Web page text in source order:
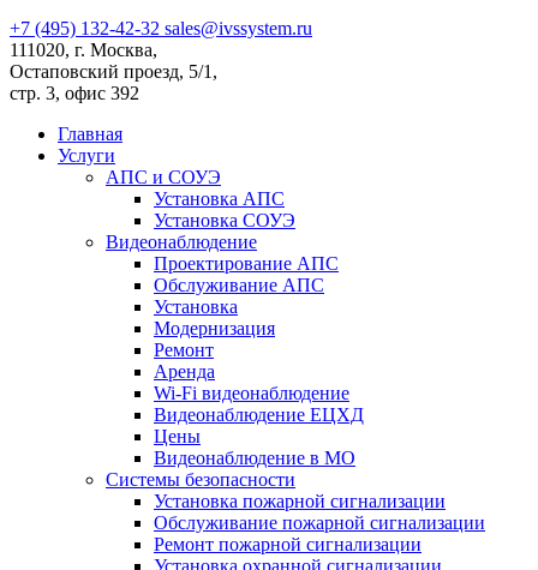
+7 (495) 132-42-32 sales@ivssystem.ru
111020, г. Москва,
Остаповский проезд, 5/1,
стр. 3, офис 392
Главная
Услуги
АПС и СОУЭ
Установка АПС
Установка СОУЭ
Видеонаблюдение
Проектирование АПС
Обслуживание АПС
Установка
Модернизация
Ремонт
Аренда
Wi-Fi видеонаблюдение
Видеонаблюдение ЕЦХД
Цены
Видеонаблюдение в МО
Системы безопасности
Установка пожарной сигнализации
Обслуживание пожарной сигнализации
Ремонт пожарной сигнализации